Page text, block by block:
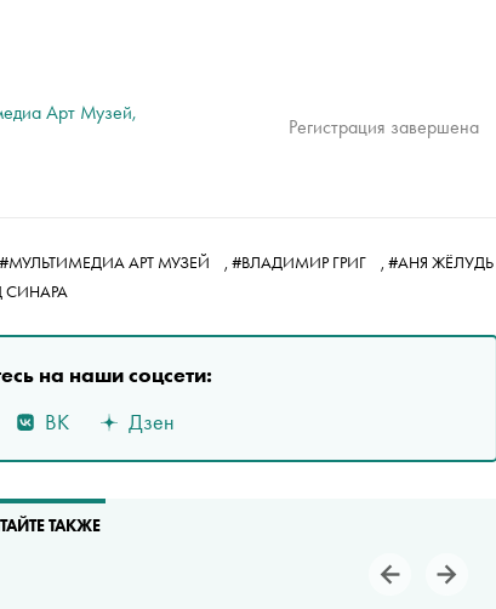
Арт Музей,
Регистрация завершена
#МУЛЬТИМЕДИА АРТ МУЗЕЙ , #ВЛАДИМИР ГРИГ , #АНЯ ЖЁЛУДЬ
на наши соцсети:
ВК Дзен
ТАКЖЕ